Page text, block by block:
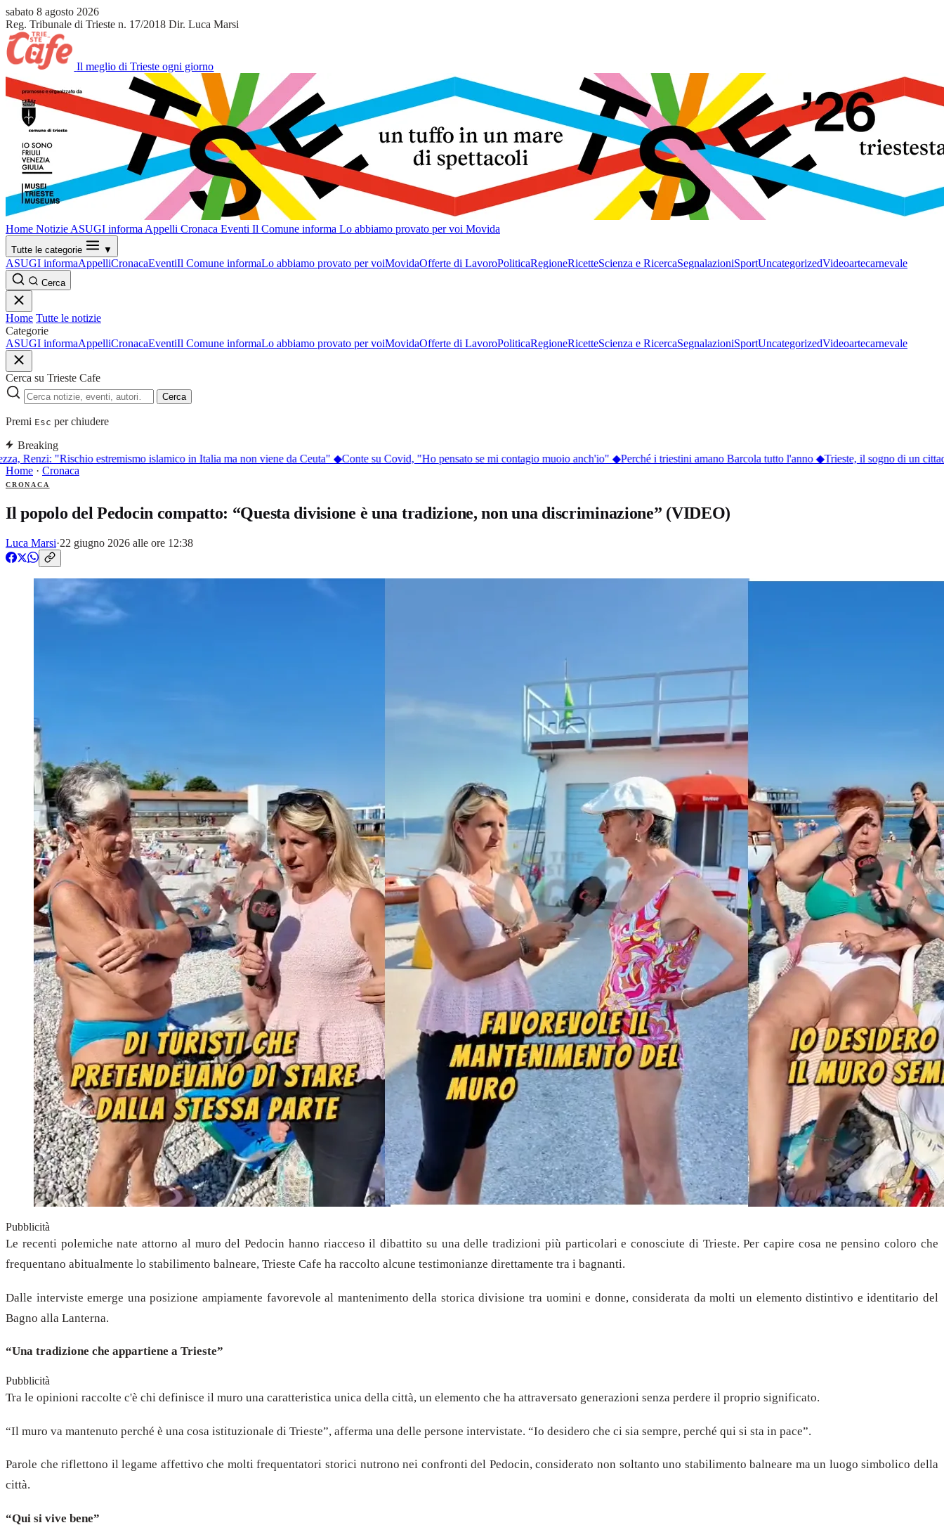
sabato 8 agosto 2026
Reg. Tribunale di Trieste n. 17/2018 Dir. Luca Marsi
Il meglio di Trieste ogni giorno
Home Notizie ASUGI informa Appelli Cronaca Eventi Il Comune informa Lo abbiamo provato per voi Movida
Tutte le categorie ▼
ASUGI informaAppelliCronacaEventiIl Comune informaLo abbiamo provato per voiMovidaOfferte di LavoroPoliticaRegioneRicetteScienza e RicercaSegnalazioniSportUncategorizedVideoartecarnevale
Cerca
Home Tutte le notizie
Categorie
ASUGI informaAppelliCronacaEventiIl Comune informaLo abbiamo provato per voiMovidaOfferte di LavoroPoliticaRegioneRicetteScienza e RicercaSegnalazioniSportUncategorizedVideoartecarnevale
Cerca su Trieste Cafe
Cerca
Premi Esc per chiudere
Breaking
Renzi: "Rischio estremismo islamico in Italia ma non viene da Ceuta"◆ Conte su Covid, "Ho pensato se mi contagio muoio anch'io"◆ Perché i triestini amano Barcola tutto l'anno◆Trieste, il sogno di un
Home · Cronaca
CRONACA
Il popolo del Pedocin compatto: “Questa divisione è una tradizione, non una discriminazione” (VIDEO)
Luca Marsi·22 giugno 2026 alle ore 12:38
Pubblicità
Le recenti polemiche nate attorno al muro del Pedocin hanno riacceso il dibattito su una delle tradizioni più particolari e conosciute di Trieste. Per capire cosa ne pensino coloro che
frequentano abitualmente lo stabilimento balneare, Trieste Cafe ha raccolto alcune testimonianze direttamente tra i bagnanti.
Dalle interviste emerge una posizione ampiamente favorevole al mantenimento della storica divisione tra uomini e donne, considerata da molti un elemento distintivo e identitario del
Bagno alla Lanterna.
“Una tradizione che appartiene a Trieste”
Pubblicità
Tra le opinioni raccolte c'è chi definisce il muro una caratteristica unica della città, un elemento che ha attraversato generazioni senza perdere il proprio significato.
“Il muro va mantenuto perché è una cosa istituzionale di Trieste”, afferma una delle persone intervistate. “Io desidero che ci sia sempre, perché qui si sta in pace”.
Parole che riflettono il legame affettivo che molti frequentatori storici nutrono nei confronti del Pedocin, considerato non soltanto uno stabilimento balneare ma un luogo simbolico della
città.
“Qui si vive bene”